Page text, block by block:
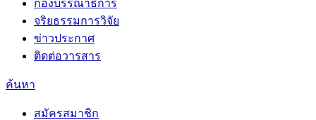
กองบรรณาธิการ
จริยธรรมการวิจัย
ข่าวประกาศ
ติดต่อวารสาร
ค้นหา
สมัครสมาชิก